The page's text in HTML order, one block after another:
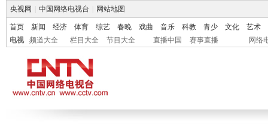
央视网 中国网络电视台 网站地图
首页 新闻 经济 体育 综艺 春晚 戏曲 音乐 科教 青少 文化
艺术
电视
频道大全 栏目大全 节目大全 直播中国 赛事直播 网络